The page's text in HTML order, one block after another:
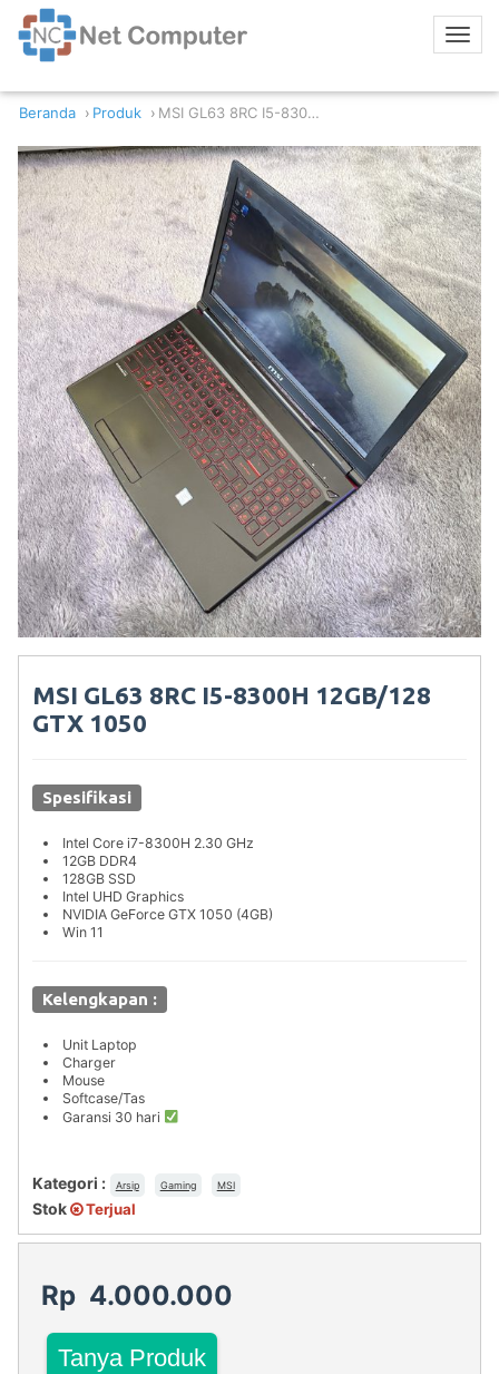
Beranda Produk MSI GL63 8RC I5-8300H 12GB/128 GTX 1050
MSI GL63 8RC I5-8300H 12GB/128
GTX 1050
Spesifikasi
Intel Core i7-8300H 2.30 GHz
12GB DDR4
128GB SSD
Intel UHD Graphics
NVIDIA GeForce GTX 1050 (4GB)
Win 11
Kelengkapan :
Unit Laptop
Charger
Mouse
Softcase/Tas
Garansi 30 hari
Kategori : Arsip Gaming MSI
Stok Terjual
Rp 4.000.000
Tanya Produk